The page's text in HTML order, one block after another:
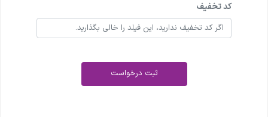
کد تخفیف
ثبت درخواست